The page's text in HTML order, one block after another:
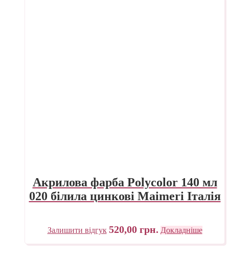
Акрилова фарба Polycolor 140 мл
020 білила цинкові Maimeri Італія
Залишити відгук 520,00 грн. Докладніше